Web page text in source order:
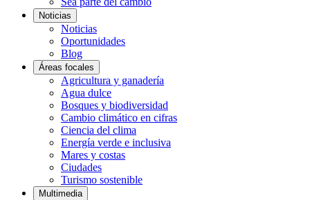
Noticias
Noticias
Oportunidades
Blog
Áreas focales
Agricultura y ganadería
Agua dulce
Bosques y biodiversidad
Cambio climático en cifras
Ciencia del clima
Energía verde e inclusiva
Mares y costas
Ciudades
Turismo sostenible
Multimedia